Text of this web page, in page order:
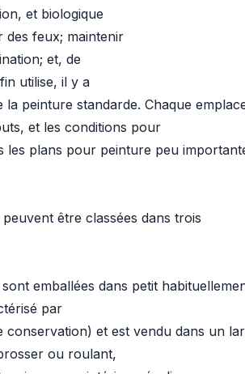
et biologique
feux; maintenir
et, de
utilise, il y a
peinture standarde. Chaque
et les conditions pour
les plans pour peinture peu
être classées dans trois
emballées dans petit
par
conservation) et est vendu dans un
ou roulant,